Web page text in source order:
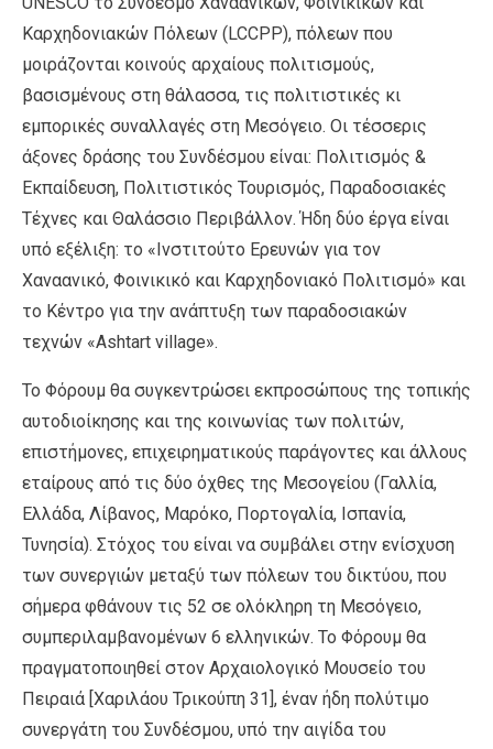
Καρχηδονιακών Πόλεων (LCCPP), πόλεων που
μοιράζονται κοινούς αρχαίους πολιτισμούς,
βασισμένους στη θάλασσα, τις πολιτιστικές κι
εμπορικές συναλλαγές στη Μεσόγειο. Οι τέσσερις
άξονες δράσης του Συνδέσμου είναι: Πολιτισμός &
Εκπαίδευση, Πολιτιστικός Τουρισμός, Παραδοσιακές
Τέχνες και Θαλάσσιο Περιβάλλον. Ήδη δύο έργα είναι
υπό εξέλιξη: το «Ινστιτούτο Ερευνών για τον
Χαναανικό, Φοινικικό και Καρχηδονιακό Πολιτισμό» και
το Κέντρο για την ανάπτυξη των παραδοσιακών
τεχνών «Ashtart village».
Το Φόρουμ θα συγκεντρώσει εκπροσώπους της τοπικής
αυτοδιοίκησης και της κοινωνίας των πολιτών,
επιστήμονες, επιχειρηματικούς παράγοντες και άλλους
εταίρους από τις δύο όχθες της Μεσογείου (Γαλλία,
Ελλάδα, Λίβανος, Μαρόκο, Πορτογαλία, Ισπανία,
Τυνησία). Στόχος του είναι να συμβάλει στην ενίσχυση
των συνεργιών μεταξύ των πόλεων του δικτύου, που
σήμερα φθάνουν τις 52 σε ολόκληρη τη Μεσόγειο,
συμπεριλαμβανομένων 6 ελληνικών. Το Φόρουμ θα
πραγματοποιηθεί στον Αρχαιολογικό Μουσείο του
Πειραιά [Χαριλάου Τρικούπη 31], έναν ήδη πολύτιμο
συνεργάτη του Συνδέσμου, υπό την αιγίδα του